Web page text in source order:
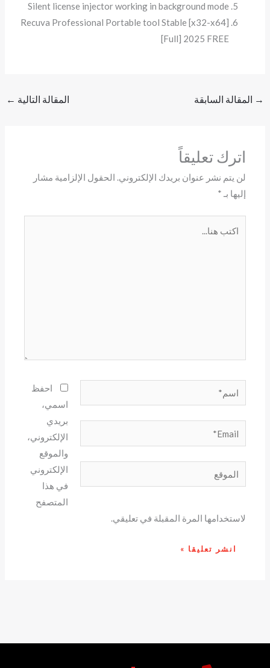
Silent license injector working in background mode
Recuva Professional Portable tool Stable [x32-x64]
[Full] 2025 FREE
→ المقالة السابقة المقالة التالية ←
اترك تعليقاً
لن يتم نشر عنوان بريدك الإلكتروني. الحقول الإلزامية مشار
إليها بـ *
اسم*
الموقع
احفظ
اسمي،
بريدي
الإلكتروني،
والموقع
الإلكتروني
في هذا
المتصفح
لاستخدامها المرة المقبلة في تعليقي.